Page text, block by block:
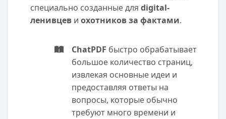
специально созданные для digital-
ленивцев и охотников за фактами.
ChatPDF быстро обрабатывает
большое количество страниц,
извлекая основные идеи и
предоставляя ответы на
вопросы, которые обычно
требуют много времени и